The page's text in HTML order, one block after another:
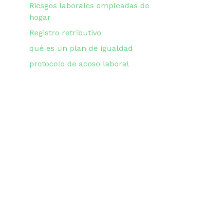
Riesgos laborales empleadas de
hogar
Registro retributivo
qué es un plan de igualdad
protocolo de acoso laboral